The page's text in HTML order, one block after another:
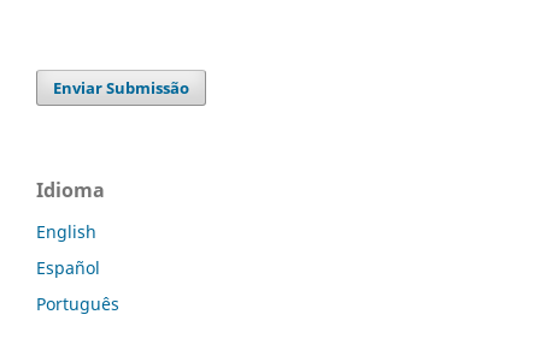
Enviar Submissão
Idioma
English
Español
Português